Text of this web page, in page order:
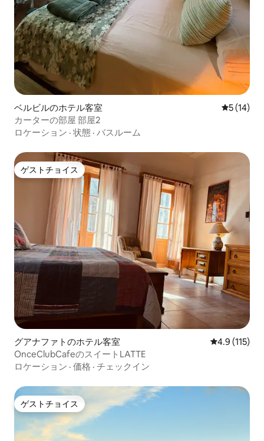
ベルビルのホテル客室 レビュー
5 (14)
カーターの部屋 部屋2
ロケーション · 状態 · バスルーム
ゲストチョイス
ゲストチョイス
グアナファトのホテル客室 レビュー115
4.9 (115)
OnceClubCafeのスイートLATTE
ロケーション · 価格 · チェックイン
ゲストチョイス
ゲストチョイス